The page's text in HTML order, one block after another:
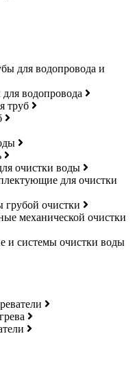
для водопровода и
водопровода
труб
очистки воды
для очистки
очистки
механической очистки
и системы очистки воды